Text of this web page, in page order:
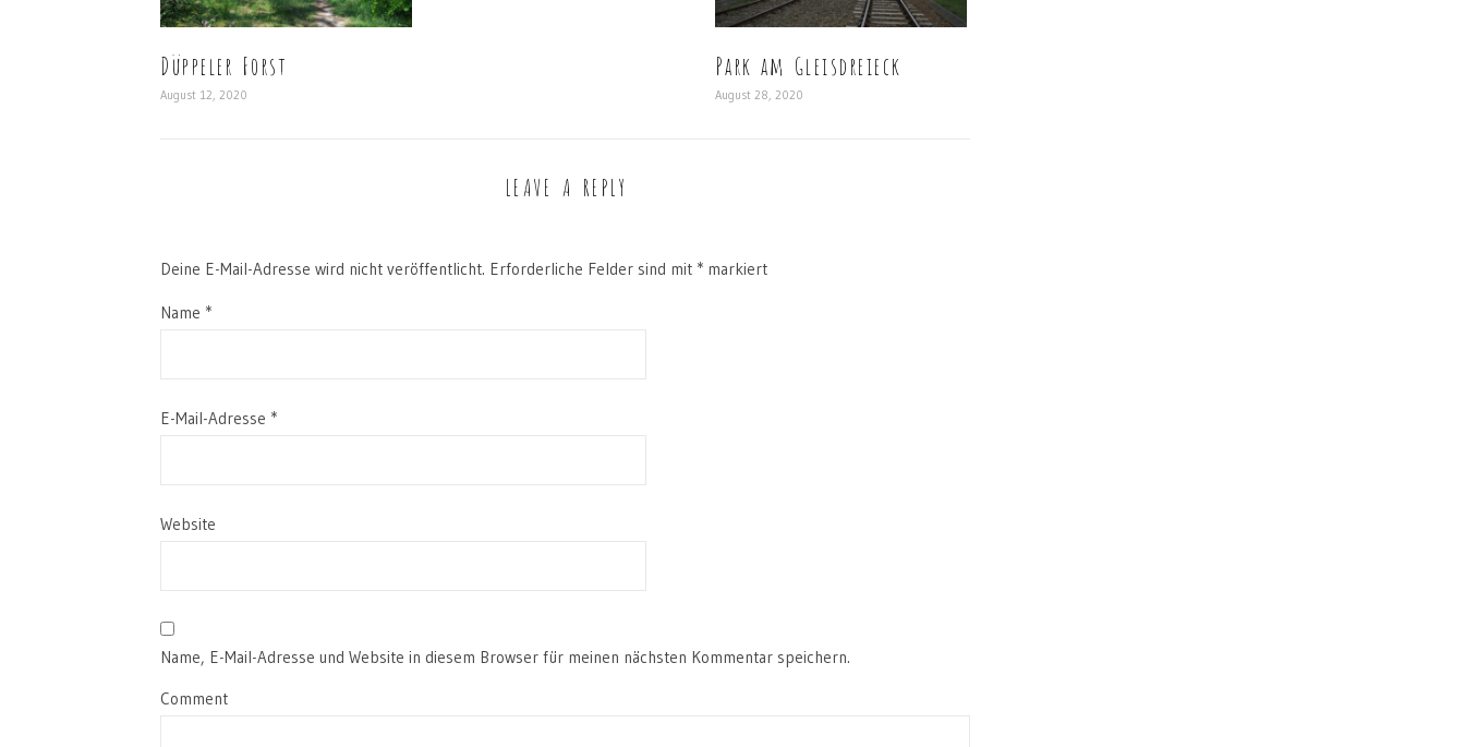
Düppeler Forst
August 12, 2020
Park am Gleisdreieck
August 28, 2020
LEAVE A REPLY
Deine E-Mail-Adresse wird nicht veröffentlicht. Erforderliche Felder sind mit * markiert
Name *
E-Mail-Adresse *
Website
Name, E-Mail-Adresse und Website in diesem Browser für meinen nächsten Kommentar speichern.
Comment